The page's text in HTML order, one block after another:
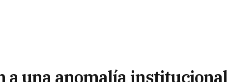
a una anomalía institucional